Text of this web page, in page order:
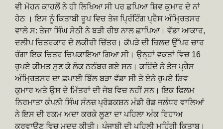
ਵੀ ਮੋਹਨ ਕਾਹਲੋਂ ਨੇ ਹੀ ਲਿਖਿਆ ਸੀ ਪਰ ਛਪਿਆ ਸ਼ਿਵ ਕੁਮਾਰ ਦੇ ਨਾਂ
ਹੇਠ । ਇਸ ਨੂੰ ਕਿਤਾਬੀ ਰੂਪ ਵਿਚ ਤੇਜ ਪਿ੍ਰੰਟਿੰਗ ਪ੍ਰੈਸ ਅੰਮਿ੍ਰਤਸਰ
ਵਾਲੇ ਸ: ਤੇਜਾ ਸਿੰਘ ਸੇਠੀ ਨੇ ਬੜੀ ਰੀਝ ਨਾਲ ਛਾਪਿਆ। ਵੱਡਾ ਆਕਾਰ,
ਦਲੀਪ ਚਿਤਰਕਾਰ ਦੇ ਲਕੀਰੀ ਚਿੱਤਰ। ਕੱਪੜੇ ਦੀ ਜ਼ਿਲਦ ਉੱਪਰ ਚਾਰ
ਰੰਗਾ ਇਕ ਚਿਤਰ ਚਿਪਕਾਇਆ ਗਿਆ ਸੀ। ਉਨ੍ਹਾਂ ਵਕਤਾਂ ਵਿਚ 16
ਰੁਪਏ ਕੀਮਤ ਸੁਣ ਕੇ ਲੋਕ ਠਠੰਬਰ ਗਏ ਸਨ। ਕਹਿੰਦੇ ਨੇ ਤੇਜ ਪ੍ਰੈਸ
ਅੰਮ੍ਰਿਤਸਰ ਦਾ ਛਪਾਈ ਬਿੱਲ ਬੜਾ ਵੱਡਾ ਸੀ ਤੇ ਏਨੇ ਰੁਪਏ ਸ਼ਿਵ
ਕੁਮਾਰ ਅਤੇ ਉਸ ਦੇ ਮਿੱਤਰਾਂ ਦੀ ਜੇਬ ਵਿਚ ਨਹੀਂ ਸਨ। ਇਕ ਫਿਲਮ
ਨਿਰਮਾਤਾ ਕੰਪਨੀ ਸਿੰਘ ਸੰਨਜ਼ ਪ੍ਰੋਡਕਸ਼ਨ ਮੰਡੀ ਰੋਡ ਜਲੰਧਰ ਵਾਲਿਆਂ
ਨੇ ਇਸ ਦੀ ਰਕਮ ਅਦਾ ਕਰਕੇ ਲੂਣਾ ਦਾ ਪਹਿਲਾ ਅੰਕ ਰਿਹਾਅ
ਕਰਵਾਉਣ ਵਿਚ ਮਦਦ ਕੀਤੀ। ਪੰਜਾਬੀ ਦੀ ਪਹਿਲੀ ਮਹਿੰਗੀ ਕਿਤਾਬ।